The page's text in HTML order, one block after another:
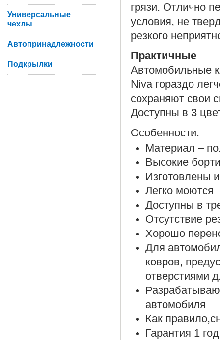
грязи. Отлично
условия, не
резкого
Практичные
Автомобильные
Niva гораздо
сохраняют свои
Доступны в 3
Особенности:
Материал –
Высокие
Изготовлены
Легко моются
Доступны в
Отсутствие
Хорошо
Для
ковров,
отверстиями
автомобиля
Как
Гарантия 1
Универсальные
чехлы
Автопринадлежности
Подкрылки